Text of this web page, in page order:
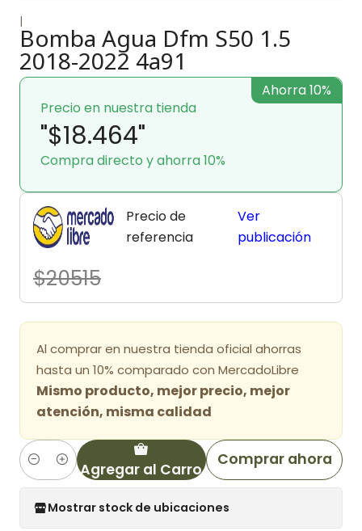
|
Bomba Agua Dfm S50 1.5
2018-2022 4a91
Precio en nuestra tienda
"$18.464"
Compra directo y ahorra 10%
Ahorra 10%
Precio de
referencia
$20515
Ver
publicación
Al comprar en nuestra tienda oficial ahorras
hasta un 10% comparado con MercadoLibre
Mismo producto, mejor precio, mejor
atención, misma calidad
Cantidad Agregar al Carro
Comprar ahora
Mostrar stock de ubicaciones